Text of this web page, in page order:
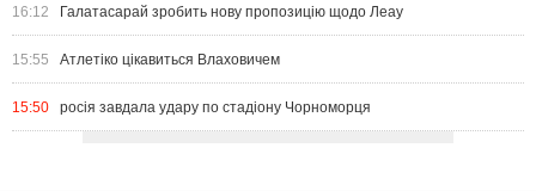
16:12 Галатасарай зробить нову пропозицію щодо Леау
15:55 Атлетіко цікавиться Влаховичем
15:50 росія завдала удару по стадіону Чорноморця